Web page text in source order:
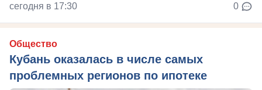
сегодня в 17:30 0
Общество
Кубань оказалась в числе самых
проблемных регионов по ипотеке